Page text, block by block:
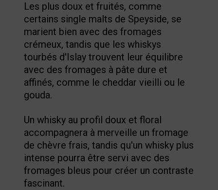
Les plus doux et fruités, comme
certains single malts de Speyside, se
marient bien avec des fromages
crémeux, tandis que les whiskys
tourbés d'Islay trouvent leur équilibre
avec des fromages à pâte dure et
affinés, comme le cheddar vieilli ou le
gouda.
Un whisky au profil doux et floral
accompagnera à merveille un fromage
de chèvre frais, tandis qu'un whisky plus
intense pourra être servi avec des
fromages bleus pour créer un contraste
fascinant.